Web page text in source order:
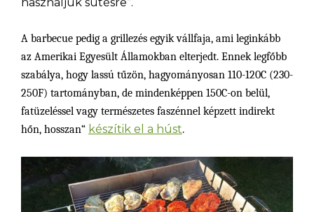
használjuk sütésre“.
A barbecue pedig a grillezés egyik vállfaja, ami leginkább
az Amerikai Egyesült Államokban elterjedt. Ennek legfőbb
szabálya, hogy lassú tűzön, hagyományosan 110-120C (230-
250F) tartományban, de mindenképpen 150C-on belül,
fatüzeléssel vagy természetes faszénnel képzett indirekt
hőn, hosszan“ készítik el a húst.